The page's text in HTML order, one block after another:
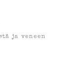
ja veneen